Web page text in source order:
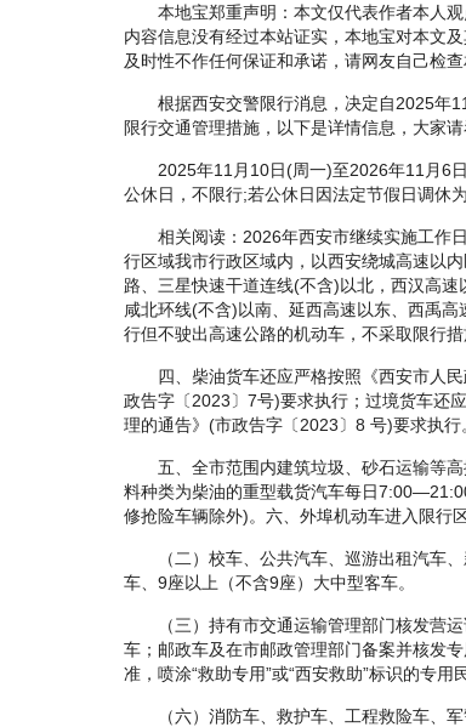
本地宝郑重声明：本文仅代表作者本人观
内容信息没有经过本站证实，本地宝对本文
及时性不作任何保证和承诺，请网友自己检查
根据西安交警限行消息，决定自2025年
限行交通管理措施，以下是详情信息，大家请
2025年11月10日(周一)至2026年11月6
公休日，不限行;若公休日因法定节假日调休
相关阅读：2026年西安市继续实施工作日
行区域我市行政区域内，以西安绕城高速以
路、三星快速干道连线(不含)以北，西汉高
咸北环线(不含)以南、延西高速以东、西禹
行但不驶出高速公路的机动车，不采取限行措
四、柴油货车还应严格按照《西安市人民
政告字〔2023〕7号)要求执行；过境货车还
理的通告》(市政告字〔2023〕8 号)要求执行
五、全市范围内建筑垃圾、砂石运输等高
料种类为柴油的重型载货汽车每日
修抢险车辆除外)。六、外埠机动车进入限行
（二）校车、公共汽车、巡游出租汽车、
车、9座以上（不含9座）大中型客车。
（三）持有市交通运输管理部门核发营运
车；邮政车及在市邮政管理部门备案并核发
准，喷涂“救助专用”或“西安救助”标识的专用
（六）消防车、救护车、工程救险车、军